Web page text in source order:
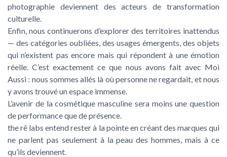
photographie deviennent des acteurs de transformation
culturelle.
Enfin, nous continuerons d’explorer des territoires inattendus
— des catégories oubliées, des usages émergents, des objets
qui n’existent pas encore mais qui répondent à une émotion
réelle. C’est exactement ce que nous avons fait avec Moi
Aussi : nous sommes allés là où personne ne regardait, et nous
y avons trouvé un espace immense.
L’avenir de la cosmétique masculine sera moins une question
de performance que de présence.
the rê labs entend rester à la pointe en créant des marques qui
ne parlent pas seulement à la peau des hommes, mais à ce
qu’ils deviennent.